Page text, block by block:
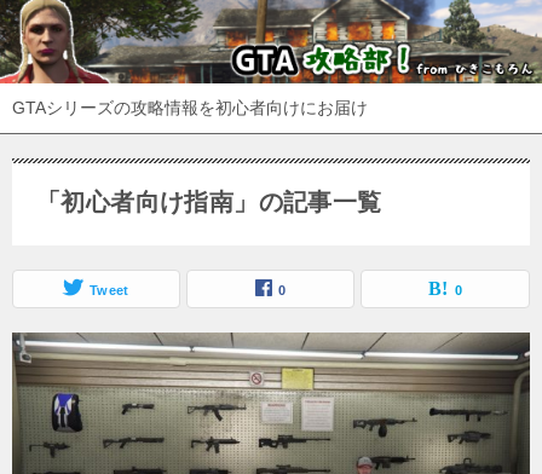
GTAシリーズの攻略情報を初心者向けにお届け
「初心者向け指南」の記事一覧
Tweet 0 0